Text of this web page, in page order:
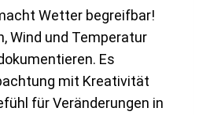
Wetter begreifbar!
Wind und Temperatur
Es
mit Kreativität
für Veränderungen in